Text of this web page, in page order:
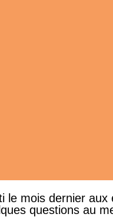
le mois dernier aux
questions au